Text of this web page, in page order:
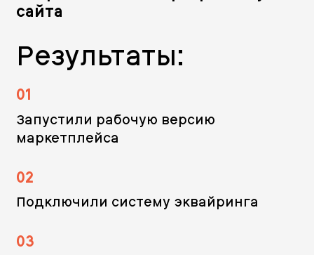
сайта
Результаты:
01
Запустили рабочую версию
маркетплейса
02
Подключили систему эквайринга
03